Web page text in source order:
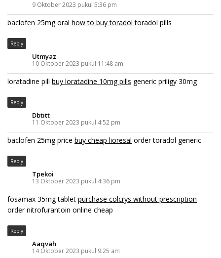
9 Oktober 2023 pukul 5:36 pm
baclofen 25mg oral how to buy toradol toradol pills
Reply
Utmyaz
10 Oktober 2023 pukul 11:48 am
loratadine pill buy loratadine 10mg pills generic priligy 30mg
Reply
Dbtitt
11 Oktober 2023 pukul 4:52 pm
baclofen 25mg price buy cheap lioresal order toradol generic
Reply
Tpekoi
13 Oktober 2023 pukul 4:36 pm
fosamax 35mg tablet purchase colcrys without prescription
order nitrofurantoin online cheap
Reply
Aaqvah
14 Oktober 2023 pukul 9:25 am